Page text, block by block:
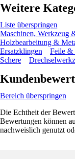
Weitere
Liste überspringen
Maschinen, Werkzeug
Holzbearbeitung &
Ersatzklingen
Feile &
Schere
Bereich überspringen
Die Echtheit der
Bewertungen können
nachweislich genutzt